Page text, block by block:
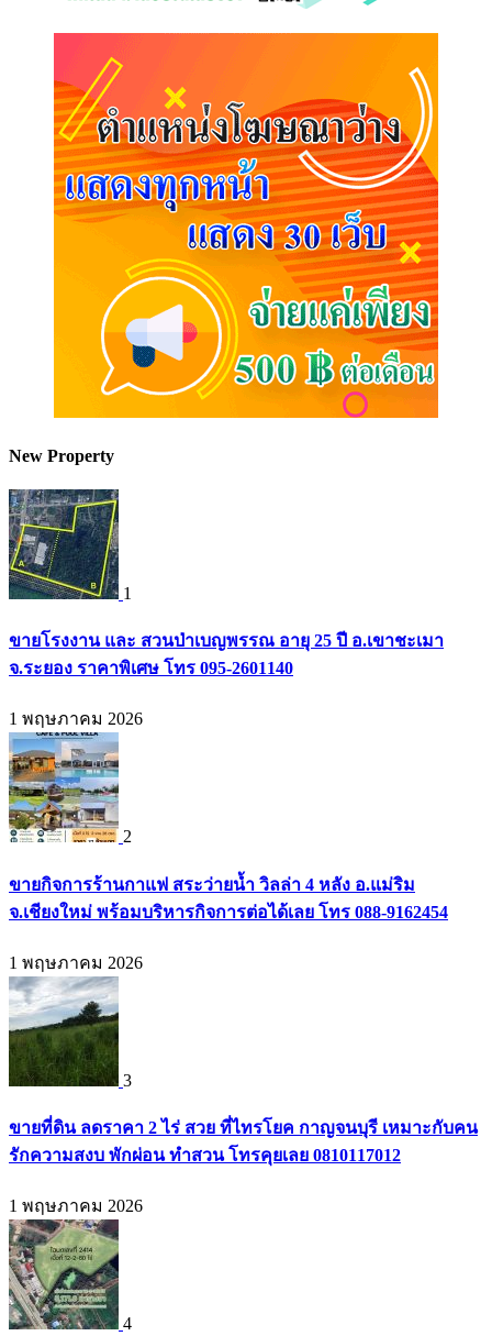
New Property
1
ขายโรงงาน และ สวนป่าเบญพรรณ อายุ 25 ปี อ.เขาชะเมา
จ.ระยอง ราคาพิเศษ โทร 095-2601140
1 พฤษภาคม 2026
2
ขายกิจการร้านกาแฟ สระว่ายน้ำ วิลล่า 4 หลัง อ.แม่ริม
จ.เชียงใหม่ พร้อมบริหารกิจการต่อได้เลย โทร 088-9162454
1 พฤษภาคม 2026
3
ขายที่ดิน ลดราคา 2 ไร่ สวย ที่ไทรโยค กาญจนบุรี เหมาะกับคน
รักความสงบ พักผ่อน ทำสวน โทรคุยเลย 0810117012
1 พฤษภาคม 2026
4